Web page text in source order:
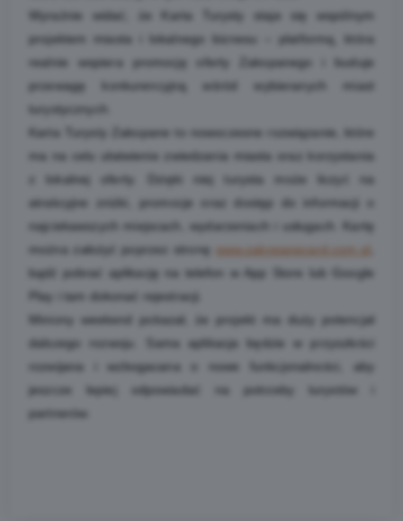
Wyraźnie widać, że Karta Turysty staje się wspólnym
projektem miasta i lokalnego biznesu – platformą, która
realnie wspiera promocję oferty Zakopanego i buduje
przewagę konkurencyjną wśród wybieranych miast
turystycznych.
Karta Turysty Zakopane to nowoczesne rozwiązanie, które
ma na celu ułatwienie zwiedzania miasta oraz korzystania
z lokalnej oferty. Dzięki niej turysta może liczyć na
atrakcyjne zniżki, promocje oraz dostęp do informacji o
najciekawszych miejscach, wydarzeniach i usługach. Kartę
można założyć poprzez stronę
www.zakopanecard.com.pl
bądź pobrać aplikację na telefon w App Store lub Google
Play i tam dokonać rejestracji.
Miniony weekend pokazał, że projekt ma duży potencjał
dalszego rozwoju. Sama aplikacja będzie w przyszłości
rozwijana i wzbogacana o nowe funkcjonalności, aby
jeszcze lepiej odpowiadać na potrzeby turystów i
partnerów.